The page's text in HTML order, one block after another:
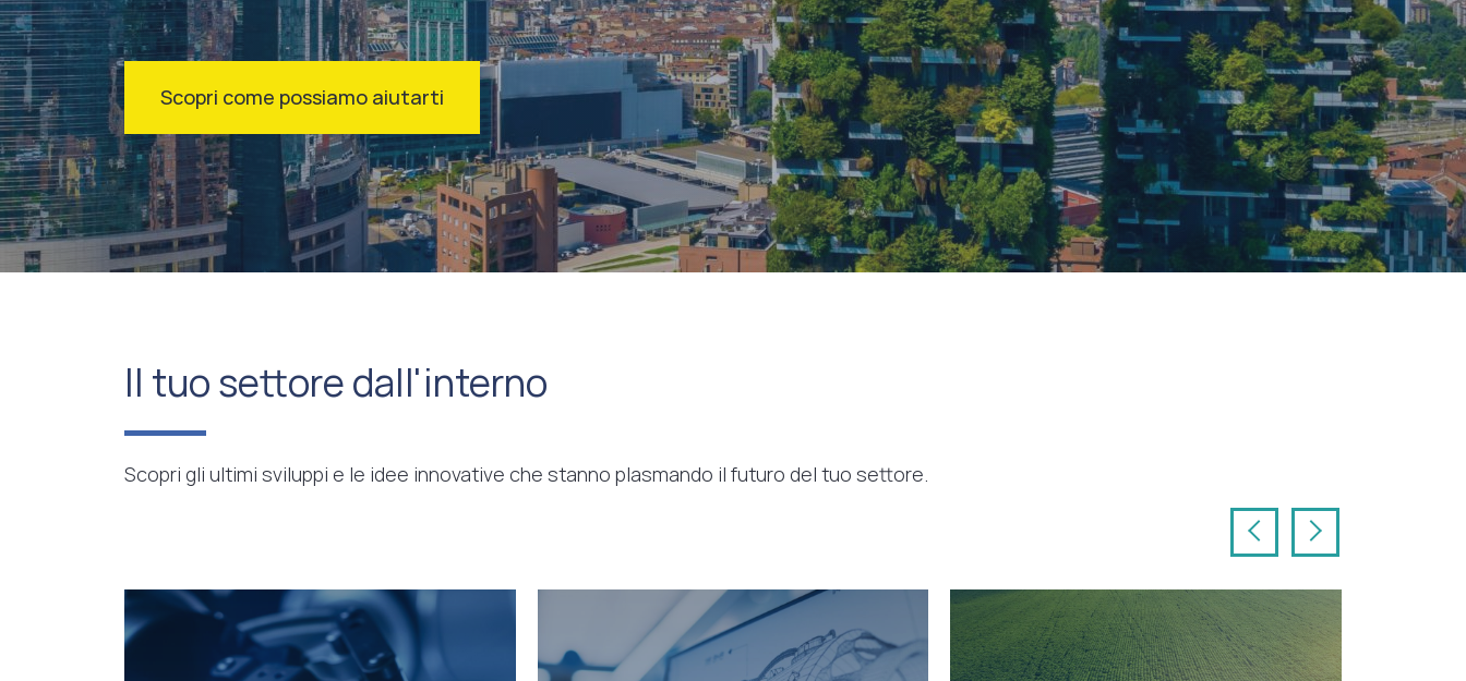
Scopri come possiamo aiutarti
Il tuo settore dall'interno
Scopri gli ultimi sviluppi e le idee innovative che stanno plasmando il futuro del tuo settore.
Precedente